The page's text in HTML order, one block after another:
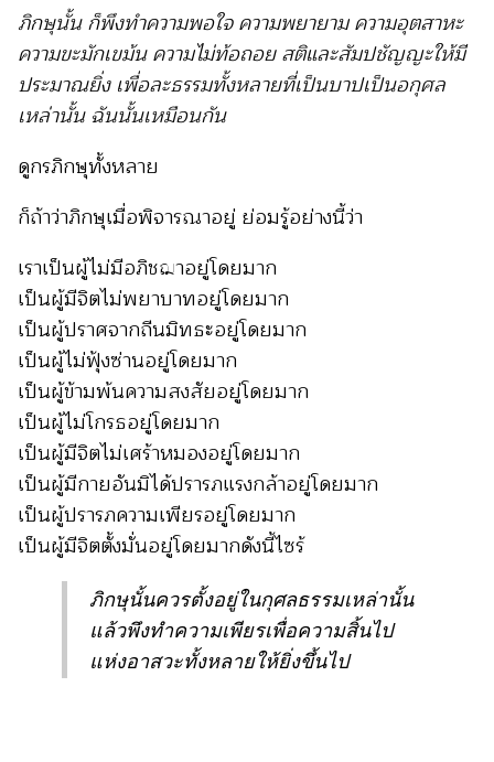
ภิกษุนั้น ก็พึงทำความพอใจ ความพยายาม ความอุตสาหะ
ความขะมักเขม้น ความไม่ท้อถอย สติและสัมปชัญญะให้มี
ประมาณยิ่ง เพื่อละธรรมทั้งหลายที่เป็นบาปเป็นอกุศล
เหล่านั้น ฉันนั้นเหมือนกัน
ดูกรภิกษุทั้งหลาย
ก็ถ้าว่าภิกษุเมื่อพิจารณาอยู่ ย่อมรู้อย่างนี้ว่า
เราเป็นผู้ไม่มีอภิชฌาอยู่โดยมาก
เป็นผู้มีจิตไม่พยาบาทอยู่โดยมาก
เป็นผู้ปราศจากถีนมิทธะอยู่โดยมาก
เป็นผู้ไม่ฟุ้งซ่านอยู่โดยมาก
เป็นผู้ข้ามพ้นความสงสัยอยู่โดยมาก
เป็นผู้ไม่โกรธอยู่โดยมาก
เป็นผู้มีจิตไม่เศร้าหมองอยู่โดยมาก
เป็นผู้มีกายอันมิได้ปรารภแรงกล้าอยู่โดยมาก
เป็นผู้ปรารภความเพียรอยู่โดยมาก
เป็นผู้มีจิตตั้งมั่นอยู่โดยมากดังนี้ไซร้
ภิกษุนั้นควรตั้งอยู่ในกุศลธรรมเหล่านั้น
แล้วพึงทำความเพียรเพื่อความสิ้นไป
แห่งอาสวะทั้งหลายให้ยิ่งขึ้นไป